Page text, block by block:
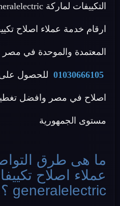
المعتمدة والموحدة في مصر
01030666105 للحصول
اصلاح في مصر وافضل
مستوى الجمهورية
ما هى طرق
عملاء اصلاح
generalelectric ؟